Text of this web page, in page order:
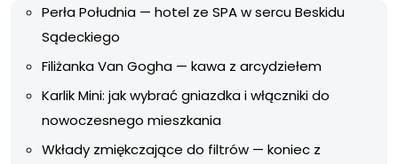
Perła Południa — hotel ze SPA w sercu Beskidu
Sądeckiego
Filiżanka Van Gogha — kawa z arcydziełem
Karlik Mini: jak wybrać gniazdka i włączniki do
nowoczesnego mieszkania
Wkłady zmiękczające do filtrów — koniec z